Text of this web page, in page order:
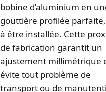
bobine d’aluminium en
gouttière profilée
à être installée. Cette
de fabrication garantit un
ajustement millimétrique
évite tout problème de
transport ou de